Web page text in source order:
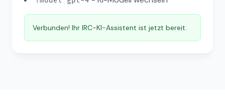
Verbunden! Ihr IRC-KI-Assistent ist jetzt bereit.